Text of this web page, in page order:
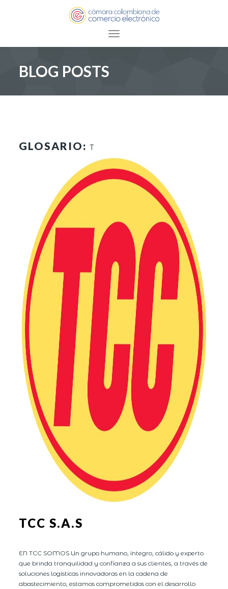
Toggle navigation
BLOG POSTS
GLOSARIO:T
TCC S.A.S
EN TCC SOMOS Un grupo humano, íntegro, cálido y experto
que brinda tranquilidad y confianza a sus clientes, a través de
soluciones logísticas innovadoras en la cadena de
abastecimiento, estamos comprometidos con el desarrollo